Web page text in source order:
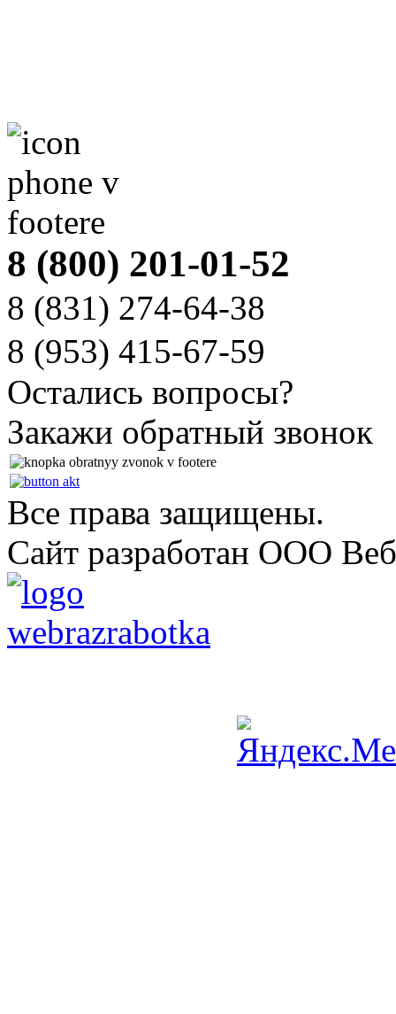
8 (800) 201-01-52
8 (831) 274-64-38
8 (953) 415-67-59
Остались вопросы?
Закажи обратный звонок
Все права защищены.
Сайт разработан ООО